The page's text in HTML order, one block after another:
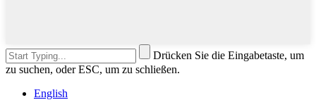
Drücken Sie die Eingabetaste, um
zu suchen, oder ESC, um zu schließen.
English